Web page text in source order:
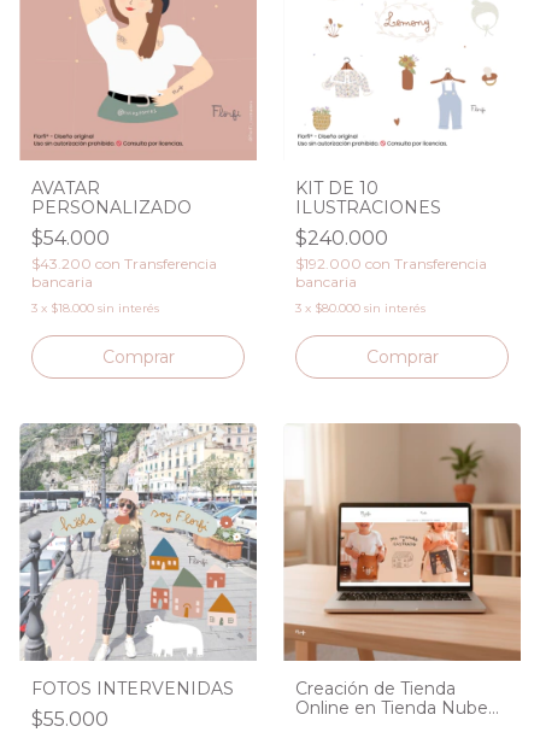
AVATAR
PERSONALIZADO
$54.000
$43.200 con Transferencia
bancaria
3 x $18.000 sin interés
KIT DE 10
ILUSTRACIONES
$240.000
$192.000 con Transferencia
bancaria
3 x $80.000 sin interés
FOTOS INTERVENIDAS
$55.000
Creación de Tienda
Online en Tienda Nube